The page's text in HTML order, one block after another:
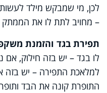
לכן, מי שמבקש מילד
– מחויב לתת לו את הממתק
תפירת בגד והזמנת
לו בגד – יש בזה חילוק, אם
למלאכת התפירה – יש בזה
התופרת קונה את הבד